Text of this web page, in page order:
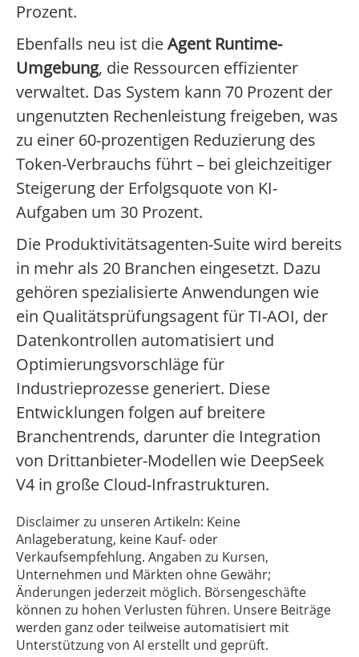
Prozent.
Ebenfalls neu ist dieAgent Runtime-
Umgebung, die Ressourcen effizienter
verwaltet. Das System kann 70 Prozent der
ungenutzten Rechenleistung freigeben, was
zu einer 60-prozentigen Reduzierung des
Token-Verbrauchs führt – bei gleichzeitiger
Steigerung der Erfolgsquote von KI-
Aufgaben um 30 Prozent.
Die Produktivitätsagenten-Suite wird bereits
in mehr als 20 Branchen eingesetzt. Dazu
gehören spezialisierte Anwendungen wie
ein Qualitätsprüfungsagent für TI-AOI, der
Datenkontrollen automatisiert und
Optimierungsvorschläge für
Industrieprozesse generiert. Diese
Entwicklungen folgen auf breitere
Branchentrends, darunter die Integration
von Drittanbieter-Modellen wie DeepSeek
V4 in große Cloud-Infrastrukturen.
Disclaimer zu unseren Artikeln: Keine
Anlageberatung, keine Kauf- oder
Verkaufsempfehlung. Angaben zu Kursen,
Unternehmen und Märkten ohne Gewähr;
Änderungen jederzeit möglich. Börsengeschäfte
können zu hohen Verlusten führen. Unsere Beiträge
werden ganz oder teilweise automatisiert mit
Unterstützung von AI erstellt und geprüft.